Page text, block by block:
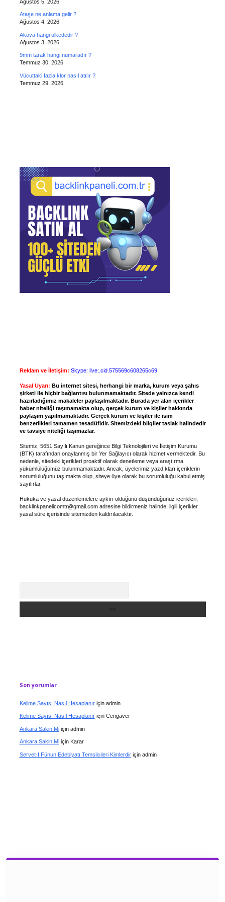
Ağustos 5, 2026
Ataşe ne anlama gelir ?
Ağustos 4, 2026
Akova hangi ülkededir ?
Ağustos 3, 2026
9mm tarak hangi numaradır ?
Temmuz 30, 2026
Vücuttaki fazla klor nasıl atılır ?
Temmuz 29, 2026
Reklam ve İletişim: Skype: live:.cid.575569c608265c69
Yasal Uyarı: Bu internet sitesi, herhangi bir marka, kurum veya şahıs
şirketi ile hiçbir bağlantısı bulunmamaktadır. Sitede yalnızca kendi
hazırladığımız makaleler paylaşılmaktadır. Burada yer alan içerikler
haber niteliği taşımamakta olup, gerçek kurum ve kişiler hakkında
paylaşım yapılmamaktadır. Gerçek kurum ve kişiler ile isim
benzerlikleri tamamen tesadüfidir. Sitemizdeki bilgiler taslak halindedir
ve tavsiye niteliği taşımazlar.
Sitemiz, 5651 Sayılı Kanun gereğince Bilgi Teknolojileri ve İletişim Kurumu
(BTK) tarafından onaylanmış bir Yer Sağlayıcı olarak hizmet vermektedir. Bu
nedenle, sitedeki içerikleri proaktif olarak denetleme veya araştırma
yükümlülüğümüz bulunmamaktadır. Ancak, üyelerimiz yazdıkları içeriklerin
sorumluluğunu taşımakta olup, siteye üye olarak bu sorumluluğu kabul etmiş
sayılırlar.
Hukuka ve yasal düzenlemelere aykırı olduğunu düşündüğünüz içerikleri,
backlinkpanelicomtr@gmail.comadresine bildirmeniz halinde, ilgili içerikler
yasal süre içerisinde sitemizden kaldırılacaktır.
Son yorumlar
Kelime Sayısı Nasıl Hesaplanıriçin admin
Kelime Sayısı Nasıl Hesaplanıriçin Cengaver
Ankara Sakin Miiçin admin
Ankara Sakin Miiçin Karar
Servet-I Fünun Edebiyatı Temsilcileri Kimlerdiriçin admin